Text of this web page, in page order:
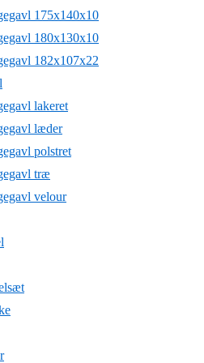
175x140x10
180x130x10
182x107x22
lakeret
læder
polstret
træ
velour